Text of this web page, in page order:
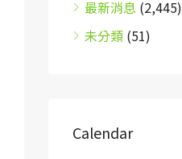
最新消息 (2,445)
未分類 (51)
Calendar